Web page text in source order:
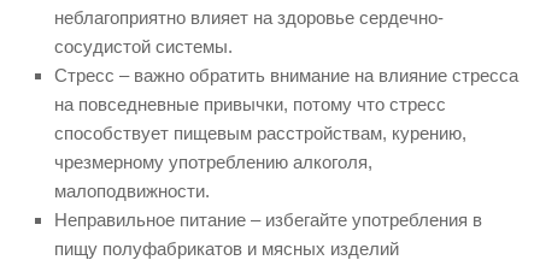
неблагоприятно влияет на здоровье сердечно-
сосудистой системы.
Стресс – важно обратить внимание на влияние стресса
на повседневные привычки, потому что стресс
способствует пищевым расстройствам, курению,
чрезмерному употреблению алкоголя,
малоподвижности.
Неправильное питание – избегайте употребления в
пищу полуфабрикатов и мясных изделий